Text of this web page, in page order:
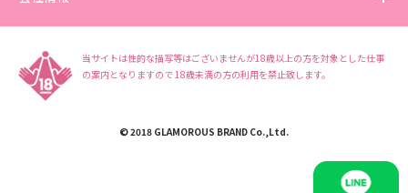
当サイトは性的な描写等はございませんが18歳以上の方を対象とした仕事
の案内となりますので 18歳未満の方の利用を禁止致します。
© 2018 GLAMOROUS BRAND Co.,Ltd.